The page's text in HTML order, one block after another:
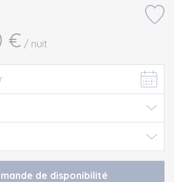
€ / nuit
de disponibilité